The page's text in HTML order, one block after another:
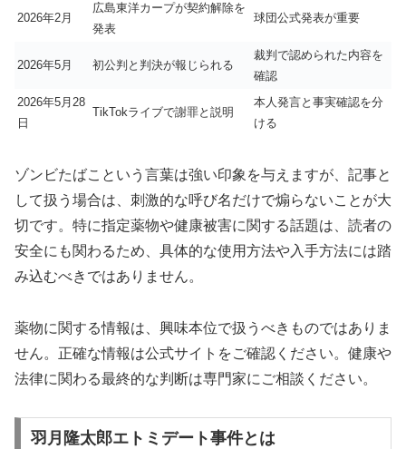
2026年2月
広島東洋カープが契約解除を
発表
球団公式発表が重要
2026年5月 初公判と判決が報じられる
裁判で認められた内容を
確認
2026年5月28
日
TikTokライブで謝罪と説明
本人発言と事実確認を分
ける
ゾンビたばこという言葉は強い印象を与えますが、記事と
して扱う場合は、刺激的な呼び名だけで煽らないことが大
切です。特に指定薬物や健康被害に関する話題は、読者の
安全にも関わるため、具体的な使用方法や入手方法には踏
み込むべきではありません。
薬物に関する情報は、興味本位で扱うべきものではありま
せん。正確な情報は公式サイトをご確認ください。健康や
法律に関わる最終的な判断は専門家にご相談ください。
羽月隆太郎エトミデート事件とは